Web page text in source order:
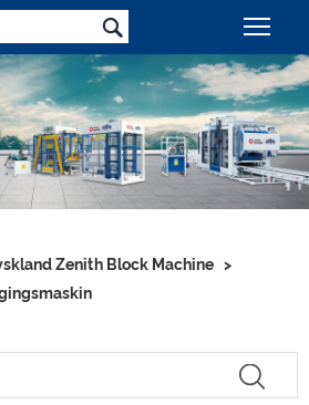

Zenith Block Machine >